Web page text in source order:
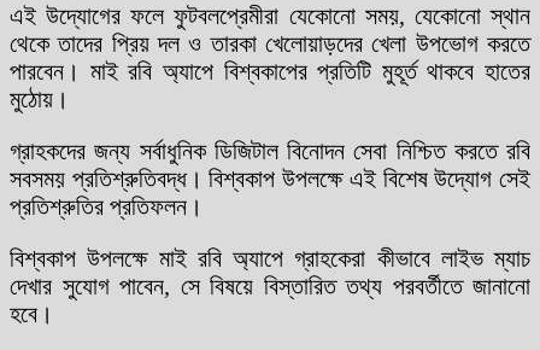
এই উদ্যোগের ফলে ফুটবলপ্রেমীরা যেকোনো সময়, যেকোনো স্থান
থেকে তাদের প্রিয় দল ও তারকা খেলোয়াড়দের খেলা উপভোগ করতে
পারবেন। মাই রবি অ্যাপে বিশ্বকাপের প্রতিটি মুহূর্ত থাকবে হাতের
মুঠোয়।
গ্রাহকদের জন্য সর্বাধুনিক ডিজিটাল বিনোদন সেবা নিশ্চিত করতে রবি
সবসময় প্রতিশ্রুতিবদ্ধ। বিশ্বকাপ উপলক্ষে এই বিশেষ উদ্যোগ সেই
প্রতিশ্রুতির প্রতিফলন।
বিশ্বকাপ উপলক্ষে মাই রবি অ্যাপে গ্রাহকেরা কীভাবে লাইভ ম্যাচ
দেখার সুযোগ পাবেন, সে বিষয়ে বিস্তারিত তথ্য পরবর্তীতে জানানো
হবে।